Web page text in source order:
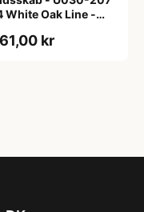
White Oak Line -
kr